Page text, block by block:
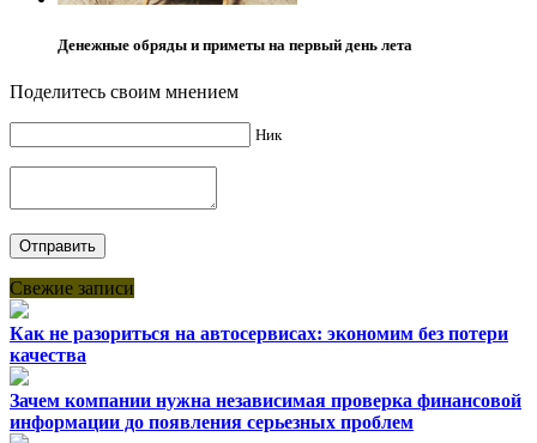
Денежные обряды и приметы на первый день лета
Поделитесь своим мнением
Ник
Свежие записи
Как не разориться на автосервисах: экономим без потери
качества
Зачем компании нужна независимая проверка финансовой
информации до появления серьезных проблем